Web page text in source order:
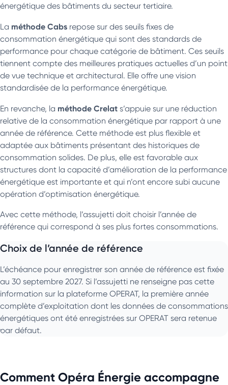
énergétique des bâtiments du secteur tertiaire.
La méthode Cabs repose sur des seuils fixes de
consommation énergétique qui sont des standards de
performance pour chaque catégorie de bâtiment. Ces seuils
tiennent compte des meilleures pratiques actuelles d’un point
de vue technique et architectural. Elle offre une vision
standardisée de la performance énergétique.
En revanche, la méthode Crelat s’appuie sur une réduction
relative de la consommation énergétique par rapport à une
année de référence. Cette méthode est plus flexible et
adaptée aux bâtiments présentant des historiques de
consommation solides. De plus, elle est favorable aux
structures dont la capacité d’amélioration de la performance
énergétique est importante et qui n’ont encore subi aucune
opération d’optimisation énergétique.
Avec cette méthode, l’assujetti doit choisir l’année de
référence qui correspond à ses plus fortes consommations.
Choix de l’année de référence
L’échéance pour enregistrer son année de référence est fixée
au 30 septembre 2027. Si l’assujetti ne renseigne pas cette
information sur la plateforme OPERAT, la première année
complète d’exploitation dont les données de consommations
énergétiques ont été enregistrées sur OPERAT sera retenue
par défaut.
Comment Opéra Énergie accompagne